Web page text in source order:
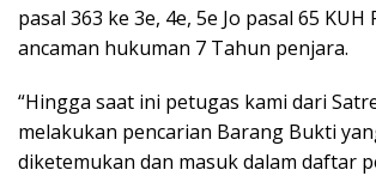
pasal 363 ke 3e, 4e, 5e Jo pasal 65 KUH
ancaman hukuman 7 Tahun penjara.
“Hingga saat ini petugas kami dari
melakukan pencarian Barang Bukti
diketemukan dan masuk dalam daftar